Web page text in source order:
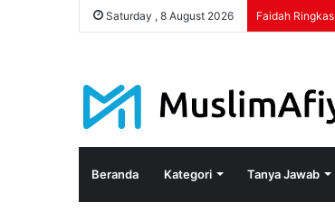
Saturday , 8 August 2026 Faidah Ringkas
Beranda Kategori Tanya Jawab